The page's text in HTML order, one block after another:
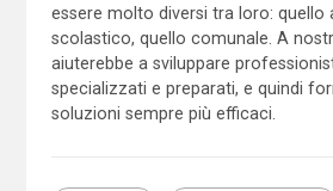
essere molto diversi tra loro: quello
scolastico, quello comunale. A
aiuterebbe a sviluppare
specializzati e preparati, e quindi
soluzioni sempre più efficaci.